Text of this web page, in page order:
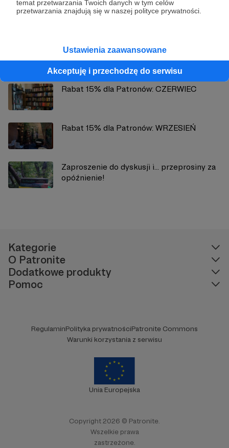
temat przetwarzania Twoich danych w tym celów
przetwarzania znajdują się w naszej polityce prywatności.
Ustawienia zaawansowane
Akceptuję i przechodzę do serwisu
Zobacz profil autora
Zobacz również
Rabat 15% dla Patronów: CZERWIEC
Rabat 15% dla Patronów: WRZESIEŃ
Zaproszenie do dyskusji i... przeprosiny za
opóźnienie!
Kategorie
O Patronite
Dodatkowe produkty
Pomoc
RegulaminPolityka prywatnościPatronite Commons
Warunki korzystania z serwisu
Unia Europejska
Copyright 2026 © Patronite.
Wszelkie prawa
zastrzeżone.